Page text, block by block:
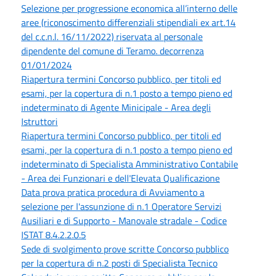
Selezione per progressione economica all’interno delle
aree (riconoscimento differenziali stipendiali ex art.14
del c.c.n.l. 16/11/2022) riservata al personale
dipendente del comune di Teramo. decorrenza
01/01/2024
Riapertura termini Concorso pubblico, per titoli ed
esami, per la copertura di n.1 posto a tempo pieno ed
indeterminato di Agente Minicipale - Area degli
Istruttori
Riapertura termini Concorso pubblico, per titoli ed
esami, per la copertura di n.1 posto a tempo pieno ed
indeterminato di Specialista Amministrativo Contabile
- Area dei Funzionari e dell'Elevata Qualificazione
Data prova pratica procedura di Avviamento a
selezione per l'assunzione di n.1 Operatore Servizi
Ausiliari e di Supporto - Manovale stradale - Codice
ISTAT 8.4.2.2.0.5
Sede di svolgimento prove scritte Concorso pubblico
per la copertura di n.2 posti di Specialista Tecnico